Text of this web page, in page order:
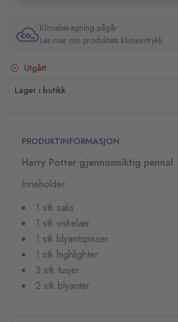
Klimaberegning pågår
Les mer om produktets klimaavtrykk
Utgått
Lager i butikk
PRODUKTINFORMASJON
Harry Potter gjennomsiktig pennal
Inneholder:
1 stk saks
1 stk viskelær
1 stk blyantspisser
1 stk highlighter
3 stk tusjer
2 stk blyanter.